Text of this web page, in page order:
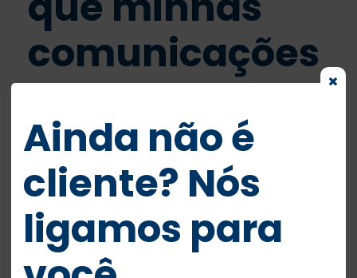
comunicações
estão
protegidas
contra
interceptações
Ainda não é
cliente? Nós
ligamos para